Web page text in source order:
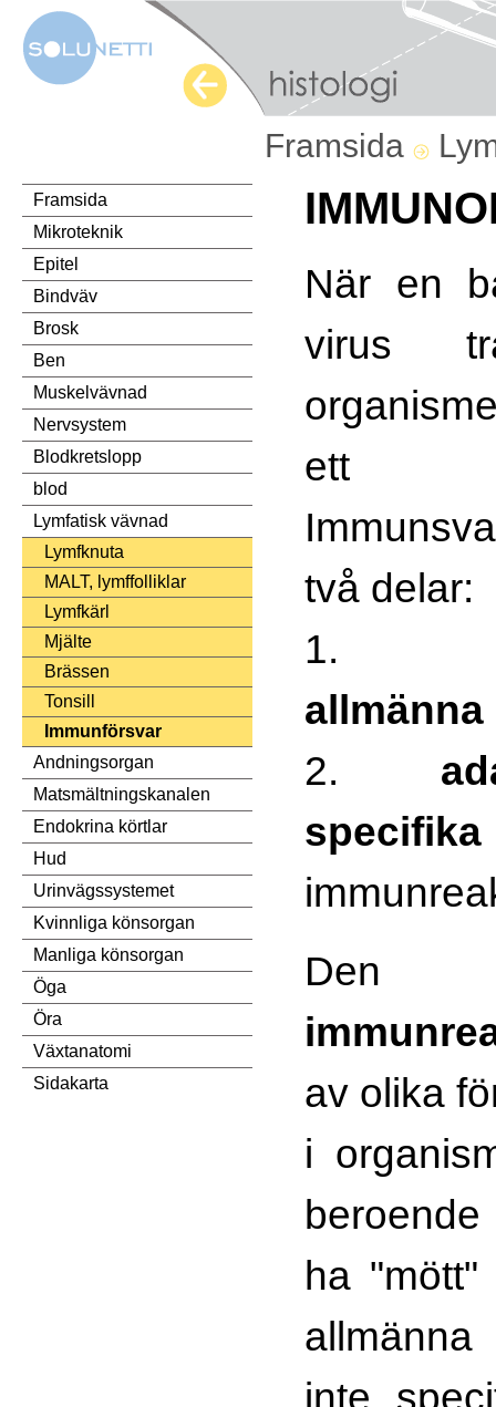
Framsida
Framsida
Mikroteknik
Epitel
Bindväv
Brosk
Ben
Muskelvävnad
Nervsystem
Blodkretslopp
blod
Lymfatisk vävnad
Lymfknuta
MALT, lymffolliklar
Lymfkärl
Mjälte
Brässen
Tonsill
Immunförsvar
Andningsorgan
Matsmältningskanalen
Endokrina körtlar
Hud
Urinvägssystemet
Kvinnliga könsorgan
Manliga könsorgan
Öga
Öra
Växtanatomi
Sidakarta
När en
virus
ett
två delar:
1.
allmänna
2.
specifika
av olika
i
ha "mött"
allmänna
inte